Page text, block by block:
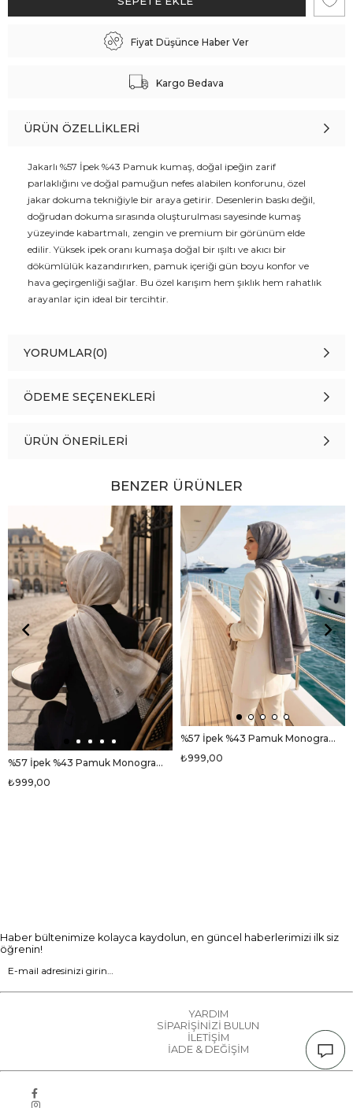
Fiyat Düşünce Haber Ver
Kargo Bedava
ÜRÜN ÖZELLIKLERI
Jakarlı %57 İpek %43 Pamuk kumaş, doğal ipeğin zarif
parlaklığını ve doğal pamuğun nefes alabilen konforunu, özel
jakar dokuma tekniğiyle bir araya getirir. Desenlerin baskı değil,
doğrudan dokuma sırasında oluşturulması sayesinde kumaş
yüzeyinde kabartmalı, zengin ve premium bir görünüm elde
edilir. Yüksek ipek oranı kumaşa doğal bir ışıltı ve akıcı bir
dökümlülük kazandırırken, pamuk içeriği gün boyu konfor ve
hava geçirgenliği sağlar. Bu özel karışım hem şıklık hem rahatlık
arayanlar için ideal bir tercihtir.
YORUMLAR(0)
ÖDEME SEÇENEKLERI
ÜRÜN ÖNERILERI
BENZER ÜRÜNLER
%57 İpek %43 Pamuk Monogram Dokumalı Gümüş Renkli 70X190 Yumuşak Dökümlü Şal
₺999,00
%57 İpek %43 Pamuk Monogram Dokumalı Gri-Füme Renkli 70X190 Yumuşak Dökümlü Şal
₺999,00
Haber bültenimize kolayca kaydolun, en güncel haberlerimizi ilk siz
öğrenin!
YARDIM
SİPARİŞİNİZİ BULUN
İLETİŞİM
İADE & DEĞİŞİM